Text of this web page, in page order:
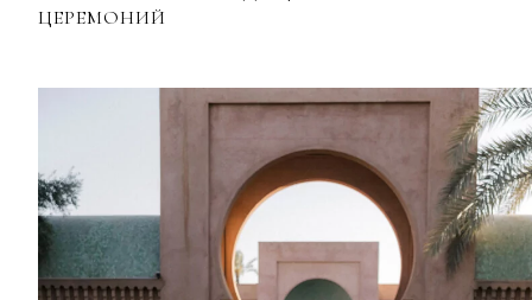
ЦЕРЕМОНИЙ